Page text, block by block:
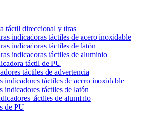
táctil direccional y tiras
indicadoras táctiles de acero inoxidable
indicadoras táctiles de latón
indicadoras táctiles de aluminio
táctil de PU
táctiles de advertencia
indicadores táctiles de acero inoxidable
indicadores táctiles de latón
táctiles de aluminio
de PU